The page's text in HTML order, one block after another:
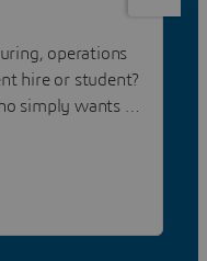
operations
hire or student?
simply wants a
focuses on a
most basic of